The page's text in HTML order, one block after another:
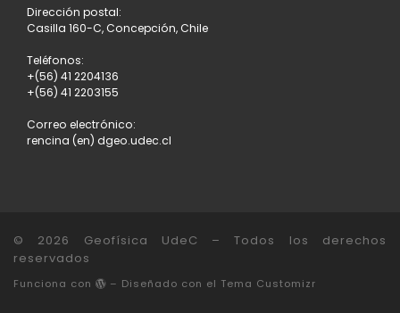
Dirección postal:
Casilla 160-C, Concepción, Chile
Teléfonos:
+(56) 41 2204136
+(56) 41 2203155
Correo electrónico:
rencina (en) dgeo.udec.cl
© 2026 Geofísica UdeC – Todos los derechos
reservados
Funciona con – Diseñado con el Tema Customizr